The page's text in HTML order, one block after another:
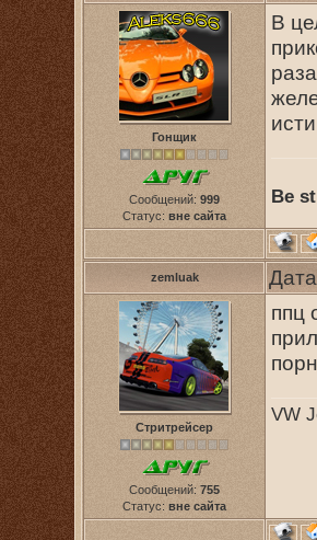
Гонщик
Сообщений: 999
Статус: вне сайта
В
Be
zemluak
Стритрейсер
Сообщений: 755
Статус: вне сайта
ппц
VW